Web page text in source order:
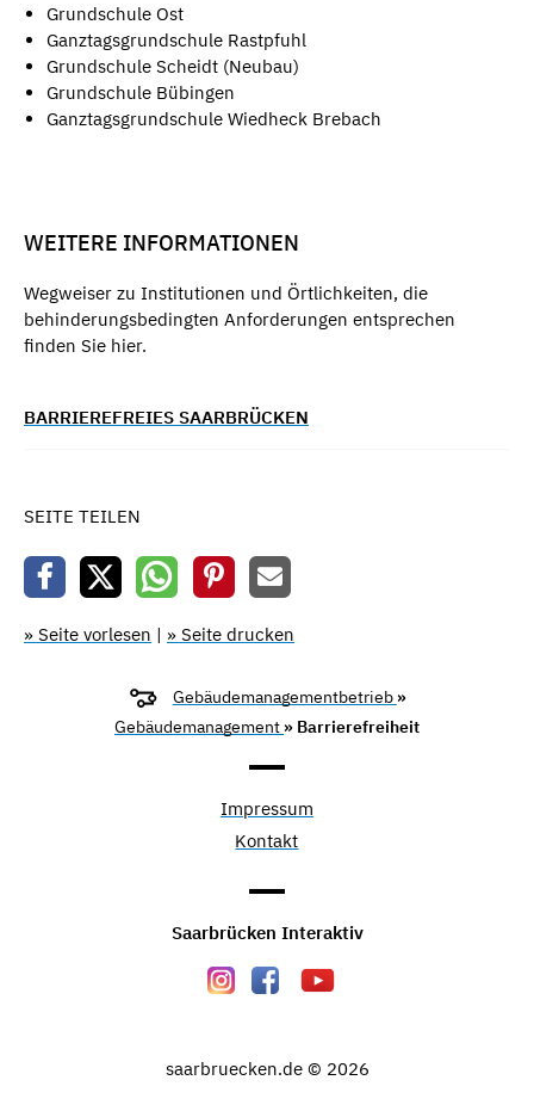
Grundschule Ost
Ganztagsgrundschule Rastpfuhl
Grundschule Scheidt (Neubau)
Grundschule Bübingen
Ganztagsgrundschule Wiedheck Brebach
WEITERE INFORMATIONEN
Wegweiser zu Institutionen und Örtlichkeiten, die
behinderungsbedingten Anforderungen entsprechen
finden Sie hier.
BARRIEREFREIES SAARBRÜCKEN
SEITE TEILEN
» Seite vorlesen | » Seite drucken
Gebäudemanagementbetrieb »
Gebäudemanagement » Barrierefreiheit
Impressum
Kontakt
Saarbrücken Interaktiv
saarbruecken.de © 2026